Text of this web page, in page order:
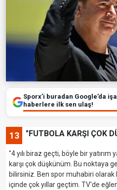
Sporx’i buradan Google’da
haberlere ilk sen ulaş!
13 "FUTBOLA KARŞI ÇOK
"4 yılı biraz geçti, böyle bir
karşı çok düşkünüm. Bu noktaya
bilirsiniz. Ben spor muhabiri olarak
içinde çok yıllar geçtim. TV'de